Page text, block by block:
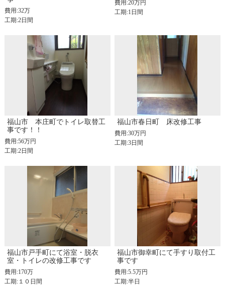
費用:32万
工期:2日間
費用:20万円
工期:1日間
福山市 本庄町でトイレ取替工
事です！！
費用:56万円
工期:2日間
福山市春日町 床改修工事
費用:30万円
工期:3日間
福山市戸手町にて浴室・脱衣
室・トイレの改修工事です
費用:170万
工期:１０日間
福山市御幸町にて手すり取付工
事です
費用:5.5万円
工期:半日